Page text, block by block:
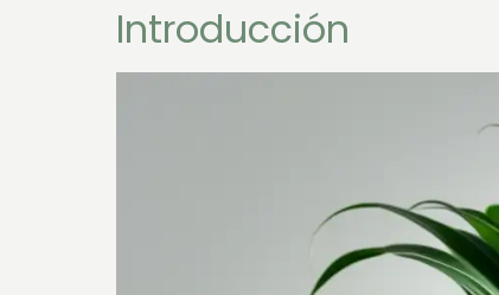
Introducción